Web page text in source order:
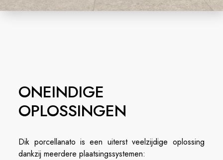
ONEINDIGE
OPLOSSINGEN
Dik porcellanato is een uiterst veelzijdige oplossing
dankzij meerdere plaatsingssystemen: